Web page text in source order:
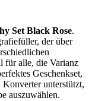
Set Black Rose.
der über
für alle, die Varianz
Geschenkset,
Konverter unterstützt,
auszuwählen.